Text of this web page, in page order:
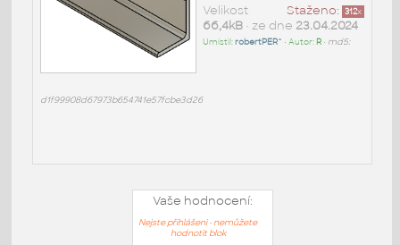
Staženo: 312x
Velikost
66,4kB• ze dne 23.04.2024
Umístil:robertPER^ • Autor: R• md5:
d1f99908d67973b654741e57fcbe3d26
Vaše hodnocení:
Nejste přihlášeni - nemůžete
hodnotit blok